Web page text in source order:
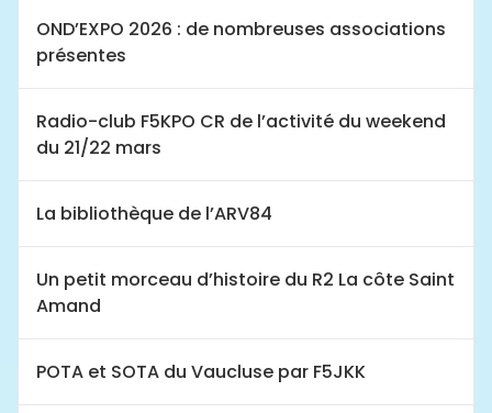
OND’EXPO 2026 : de nombreuses associations
présentes
Radio-club F5KPO CR de l’activité du weekend
du 21/22 mars
La bibliothèque de l’ARV84
Un petit morceau d’histoire du R2 La côte Saint
Amand
POTA et SOTA du Vaucluse par F5JKK